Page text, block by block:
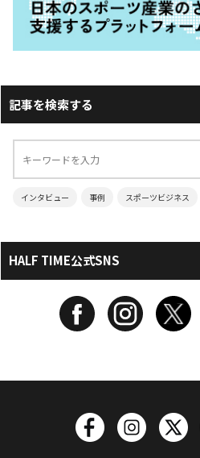
記事を検索する
インタビュー 事例 スポーツビジネス
HALF TIME公式SNS